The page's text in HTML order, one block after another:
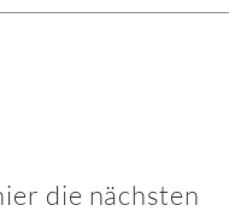
die nächsten